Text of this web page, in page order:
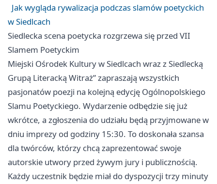
Jak wygląda rywalizacja podczas slamów poetyckich
w Siedlcach
Siedlecka scena poetycka rozgrzewa się przed VII
Slamem Poetyckim
Miejski Ośrodek Kultury w Siedlcach wraz z Siedlecką
Grupą Literacką Witraż” zapraszają wszystkich
pasjonatów poezji na kolejną edycję Ogólnopolskiego
Slamu Poetyckiego. Wydarzenie odbędzie się już
wkrótce, a zgłoszenia do udziału będą przyjmowane w
dniu imprezy od godziny 15:30. To doskonała szansa
dla twórców, którzy chcą zaprezentować swoje
autorskie utwory przed żywym jury i publicznością.
Każdy uczestnik będzie miał do dyspozycji trzy minuty